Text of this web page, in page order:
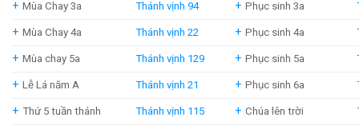
+ Mùa Chay 3a Thánh vịnh 94 +Phục sinh 3a
+ Mùa Chay 4a Thánh vịnh 22 +Phục sinh 4a
+ Mùa chay 5a Thánh vịnh 129 +Phục sinh 5a
+ Lễ Lá năm A Thánh vịnh 21 +Phục sinh 6a
+ Thứ 5 tuần thánh Thánh vịnh 115 +Chúa lên trời